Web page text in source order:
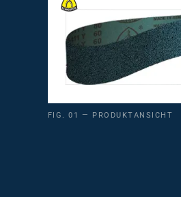
FIG. 01 — PRODUKTANSICHT